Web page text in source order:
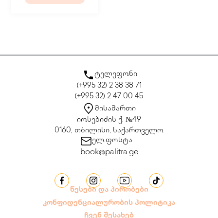
ტელეფონი
(+995 32) 2 38 38 71
(+995 32) 2 47 00 45
მისამართი
იოსებიძის ქ. №49
0160, თბილისი, საქართველო
ელ.ფოსტა
book@palitra.ge
წესები და პირობები
კონფიდენციალურობის პოლიტიკა
ჩვენ შესახებ